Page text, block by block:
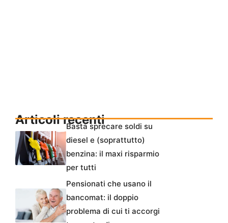
Articoli recentiBasta sprecare soldi su
diesel e (soprattutto)
benzina: il maxi risparmio
per tutti
Pensionati che usano il
bancomat: il doppio
problema di cui ti accorgi